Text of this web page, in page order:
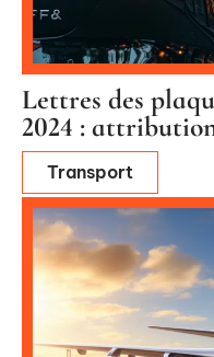
Lettres des
2024 :
Transport